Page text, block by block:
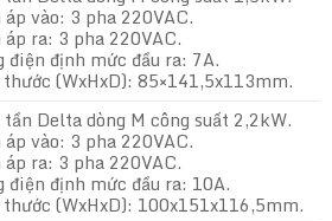
vào: 3 pha 220VAC.
ra: 3 pha 220VAC.
điện định mức đầu ra: 7A.
thước (WxHxD): 85×141,5x113mm.
tần Delta dòng M công suất 2,2kW.
vào: 3 pha 220VAC.
ra: 3 pha 220VAC.
điện định mức đầu ra: 10A.
thước (WxHxD): 100x151x116,5mm.